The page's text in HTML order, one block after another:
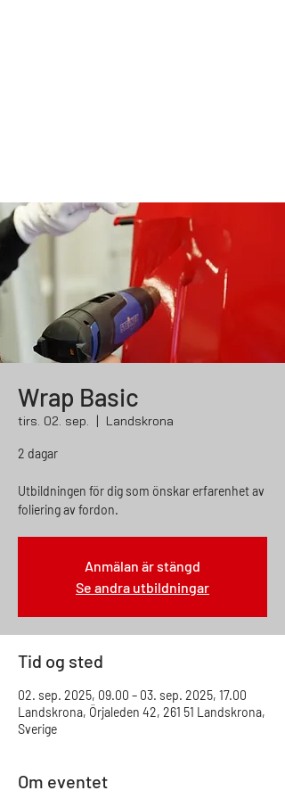
Wrap Basic
tirs. 02. sep.
  |
Landskrona
2 dagar
Utbildningen för dig som önskar erfarenhet av
foliering av fordon.
Anmälan är stängd
Se andra utbildningar
Tid og sted
02. sep. 2025, 09.00 – 03. sep. 2025, 17.00
Landskrona, Örjaleden 42, 261 51 Landskrona,
Sverige
Om eventet